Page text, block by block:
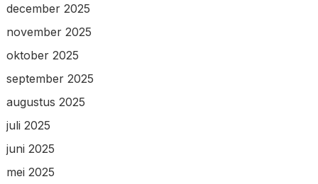
december 2025
november 2025
oktober 2025
september 2025
augustus 2025
juli 2025
juni 2025
mei 2025